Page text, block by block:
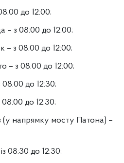
до 12:00;
– з 08:00 до 12:00;
– з 08:00 до 12:00;
– з 08:00 до 12:00;
08:00 до 12:30;
до 12:30;
(у напрямку мосту Патона) –
08:30 до 12:30;